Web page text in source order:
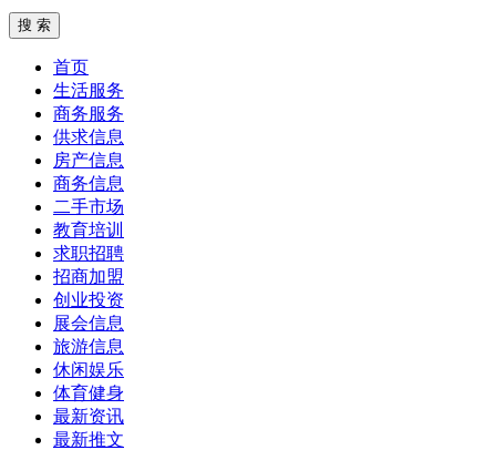
首页
生活服务
商务服务
供求信息
房产信息
商务信息
二手市场
教育培训
求职招聘
招商加盟
创业投资
展会信息
旅游信息
休闲娱乐
体育健身
最新资讯
最新推文